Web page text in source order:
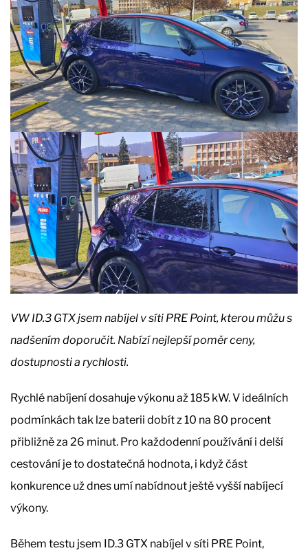
VW ID.3 GTX jsem nabíjel v síti PRE Point, kterou můžu s
nadšením doporučit. Nabízí nejlepší poměr ceny,
dostupnosti a rychlosti.
Rychlé nabíjení dosahuje výkonu až 185 kW. V ideálních
podmínkách tak lze baterii dobít z 10 na 80 procent
přibližně za 26 minut. Pro každodenní používání i delší
cestování je to dostatečná hodnota, i když část
konkurence už dnes umí nabídnout ještě vyšší nabíjecí
výkony.
Během testu jsem ID.3 GTX nabíjel v síti PRE Point,